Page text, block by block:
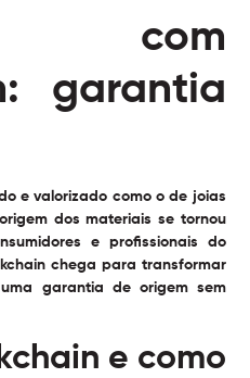
com
garantia
e valorizado como o de joias
dos materiais se tornou
e profissionais do
chega para transformar
garantia de origem sem
e como